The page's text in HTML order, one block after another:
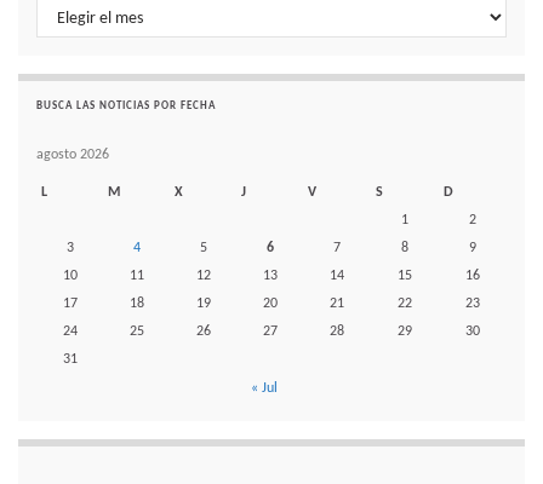
Histórico de noticias por mes
BUSCA LAS NOTICIAS POR FECHA
agosto 2026
L M X J V S
D
1
2
3
4 5 6 7 8
9
10
11 12 13 14 15
16
17
18 19 20 21 22
23
24
25 26 27 28 29
30
31
« Jul